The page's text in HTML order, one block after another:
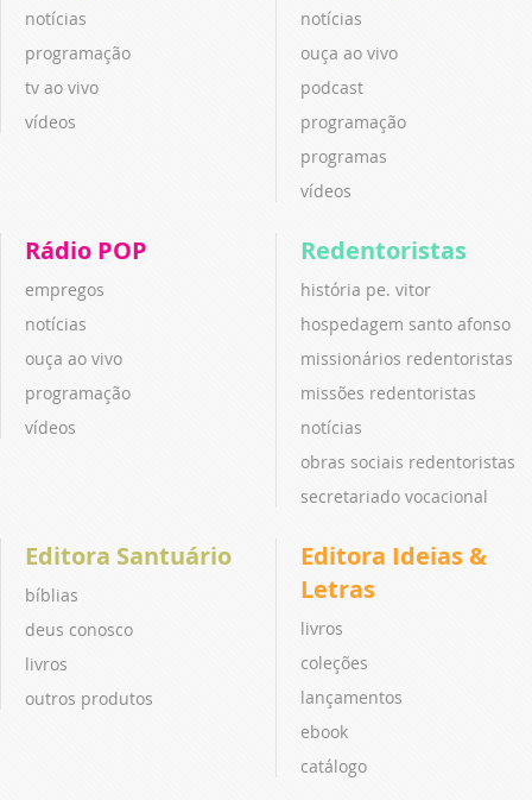
notícias
programação
tv ao vivo
vídeos
notícias
ouça ao vivo
podcast
programação
programas
vídeos
Rádio POP
empregos
notícias
ouça ao vivo
programação
vídeos
Redentoristas
história pe. vitor
hospedagem santo afonso
missionários redentoristas
missões redentoristas
notícias
obras sociais redentoristas
secretariado vocacional
Editora Santuário
bíblias
deus conosco
livros
outros produtos
Editora Ideias &
Letras
livros
coleções
lançamentos
ebook
catálogo